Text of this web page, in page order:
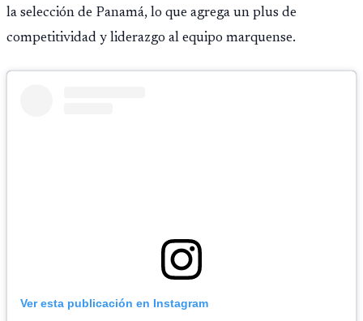
la selección de Panamá, lo que agrega un plus de
competitividad y liderazgo al equipo marquense.
Ver esta publicación en Instagram